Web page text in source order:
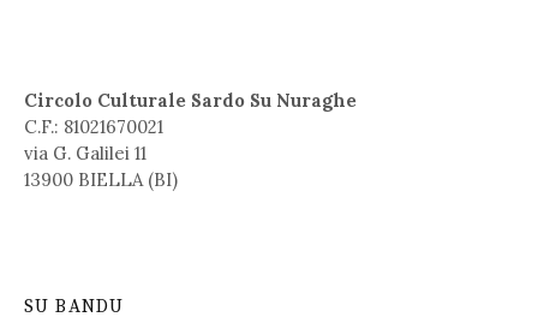
Circolo Culturale Sardo Su Nuraghe
C.F.: 81021670021
via G. Galilei 11
13900 BIELLA (BI)
SU BANDU